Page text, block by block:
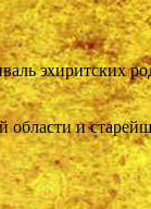
эхиритских
области и